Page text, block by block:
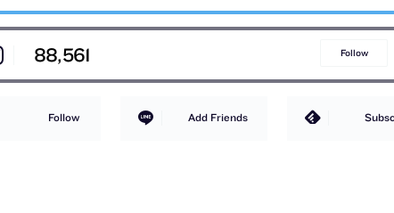
88,561 Follow
Follow Add Friends